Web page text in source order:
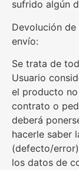
sufrido algún
Devolución
envío:
Se trata de
Usuario
el producto
contrato o
deberá
hacerle saber
(defecto/
los datos de